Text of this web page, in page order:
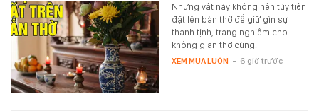
Những vật này không nên tùy tiện
đặt lên bàn thờ để giữ gìn sự
thanh tịnh, trang nghiêm cho
không gian thờ cúng.
XEM MUA LUÔN - 6 giờ trước